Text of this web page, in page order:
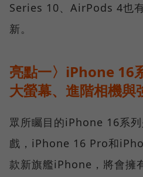
Series 10、AirPods 4也
新。
亮點一〉iPhone 16
大螢幕、進階相機與
眾所矚目的iPhone 16系
戲，iPhone 16 Pro和
款新旗艦iPhone，將會擁